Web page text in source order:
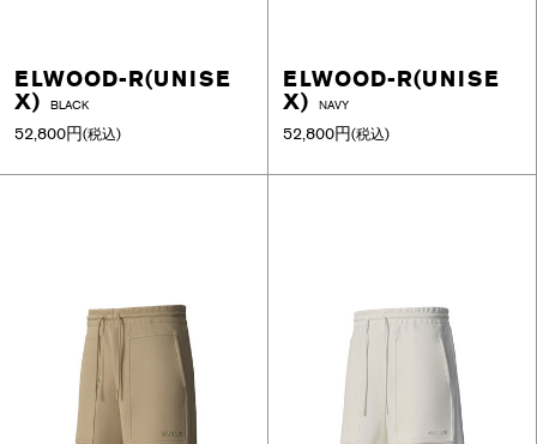
ELWOOD-R(UNISE
X)
BLACK
52,800円(税込)
ELWOOD-R(UNISE
X)
NAVY
52,800円(税込)